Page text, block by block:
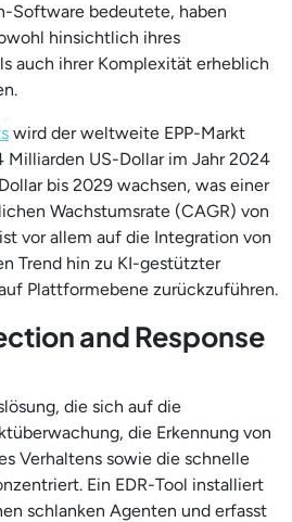
Software bedeutete, haben
hinsichtlich ihres
auch ihrer Komplexität erheblich
wird der weltweite EPP-Markt
Milliarden US-Dollar im Jahr 2024
bis 2029 wachsen, was einer
Wachstumsrate (CAGR) von
vor allem auf die Integration von
Trend hin zu KI-gestützter
Plattformebene zurückzuführen.
and Response
die sich auf die
die Erkennung von
Verhaltens sowie die schnelle
Ein EDR-Tool installiert
schlanken Agenten und erfasst